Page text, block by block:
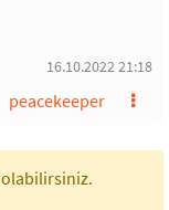
16.10.2022 21:18
peacekeeper